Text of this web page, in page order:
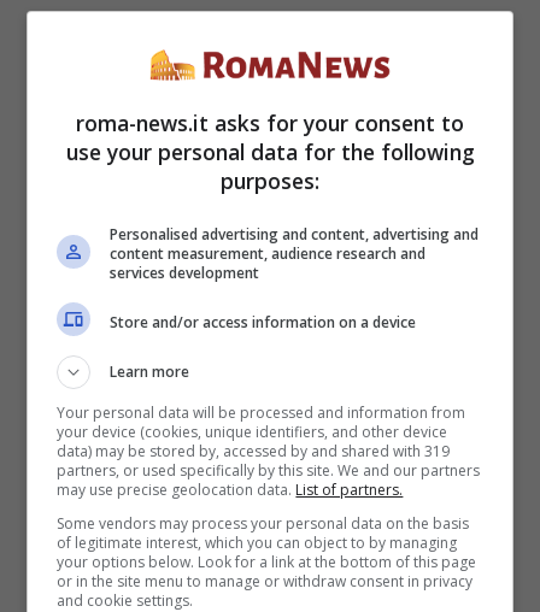
costi sembrare giovani per sempre, cercare
di correggere qualcosa che non ci piace di
noi è una scelta sacrosanta. Ma molto
spesso questo significa spendere tanti soldi
in trattamenti, in questo caso dal
parrucchiere con tinte aggressive e a lungo
termine dannose e altri prodotti discutibili.
Perché fare questo quando si possono
utilizzaretre infallibili rimedi naturalie
ottenere gli stessi risultati?
roma-news.it asks for your consent to
use your personal data for the following
purposes:
Personalised advertising and content, advertising and
content measurement, audience research and
services development
Store and/or access information on a device
Learn more
Your personal data will be processed and information from
your device (cookies, unique identifiers, and other device
data) may be stored by, accessed by and shared with 319
partners, or used specifically by this site. We and our partners
may use precise geolocation data. List of partners.
Some vendors may process your personal data on the basis
of legitimate interest, which you can object to by managing
your options below. Look for a link at the bottom of this page
or in the site menu to manage or withdraw consent in privacy
and cookie settings.